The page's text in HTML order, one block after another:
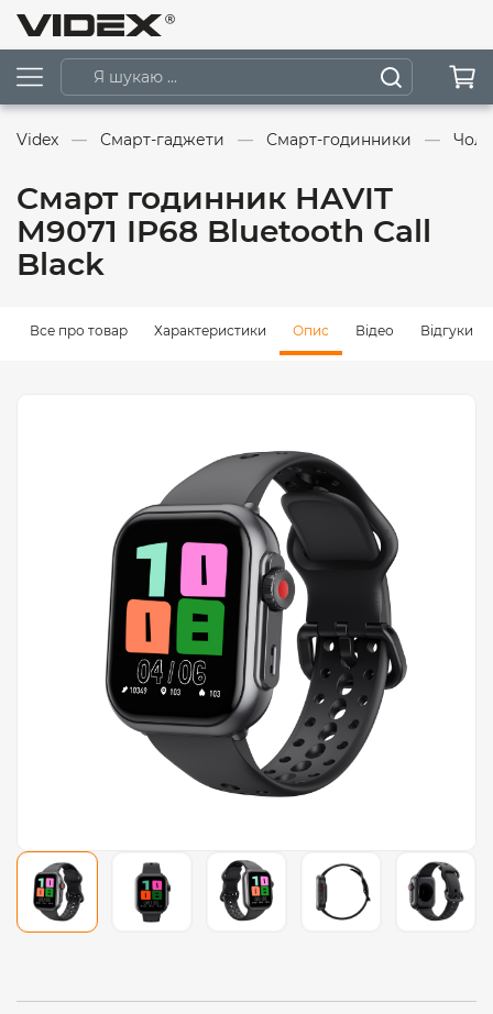
Videx Смарт-гаджети Смарт-годинники
Cмарт годинник HAVIT
M9071 IP68 Bluetooth Call
Black
Все про товар Характеристики Опис Відео Відгуки (0)